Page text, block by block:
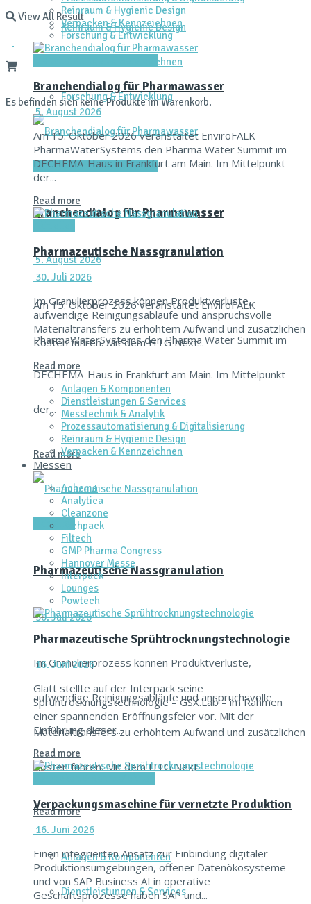
View All Result
Es befinden sich keine Produkte im Warenkorb.
Reinraum & Hygienic Design
Verpacken & Kennzeichnen
Forschung & Entwicklung
Dienstleistungen & Services
Branchendialog für Pharmawasser
5. August 2026
Am 15. Oktober 2026 veranstaltet EnviroFALK
PharmaWaterSystems den Pharma Water Summit im
DECHEMA-Haus in Frankfurt am Main. Im Mittelpunkt
der...
Read more
Aktuelles
Pharmazeutische Nassgranulation
30. Juli 2026
Im Granulierprozess können Produktverluste,
aufwendige Reinigungsabläufe und anspruchsvolle
Materialtransfers zu erhöhtem Aufwand und zusätzlichen
Kosten führen. Mit dem HTG Next...
Read more
Anlagen & Komponenten
Dienstleistungen & Services
Reinraum & Hygienic Design
Verpacken & Kennzeichnen
Forschung & Entwicklung
Branchendialog für Pharmawasser
5. August 2026
Am 15. Oktober 2026 veranstaltet EnviroFALK
PharmaWaterSystems den Pharma Water Summit im
DECHEMA-Haus in Frankfurt am Main. Im Mittelpunkt
der...
Read more
Pharmazeutische Nassgranulation
30. Juli 2026
Im Granulierprozess können Produktverluste,
aufwendige Reinigungsabläufe und anspruchsvolle
Materialtransfers zu erhöhtem Aufwand und zusätzlichen
Kosten führen. Mit dem HTG Next...
Read more
Anlagen & Komponenten
Dienstleistungen & Services
Messtechnik & Analytik
Prozessautomatisierung & Digitalisierung
Reinraum & Hygienic Design
Verpacken & Kennzeichnen
Messen
Achema
Analytica
Cleanzone
Fachpack
Filtech
GMP Pharma Congress
Hannover Messe
Interpack
Lounges
Powtech
Pharmazeutische Sprühtrocknungstechnologie
16. Juni 2026
Glatt stellte auf der Interpack seine
Sprühtrocknungstechnologie – GSX.Lab – im Rahmen
einer spannenden Eröffnungsfeier vor. Mit der
Einführung dieser...
Read more
Verpackungsmaschine für vernetzte Produktion
16. Juni 2026
Einen integrierten Ansatz zur Einbindung digitaler
Produktionsumgebungen, offener Datenökosysteme
und von SAP Business AI in operative
Geschäftsprozesse haben SAP und...